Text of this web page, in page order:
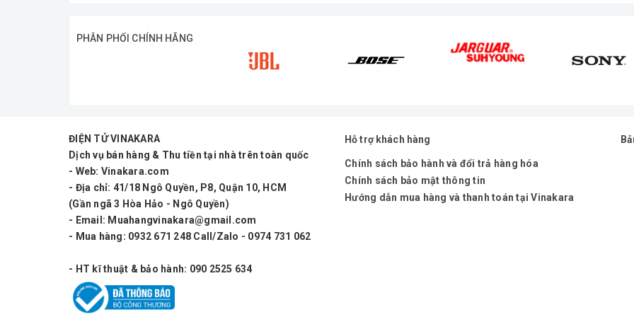
PHÂN PHỐI CHÍNH HÃNG
ĐIỆN TỬ VINAKARA
Dịch vụ bán hàng & Thu tiền tại nhà trên toàn quốc
- Web: Vinakara.com
- Địa chỉ: 41/18 Ngô Quyền, P8, Quận 10, HCM
(Gần ngã 3 Hòa Hảo - Ngô Quyền)
- Email: Muahangvinakara@gmail.com
- Mua hàng: 0932 671 248 Call/Zalo - 0974 731 062
- HT kĩ thuật & bảo hành: 090 2525 634
Hỗ trợ khách hàng
Chính sách bảo hành và đổi trả hàng hóa
Chính sách bảo mật thông tin
Hướng dẫn mua hàng và thanh toán tại Vinakara